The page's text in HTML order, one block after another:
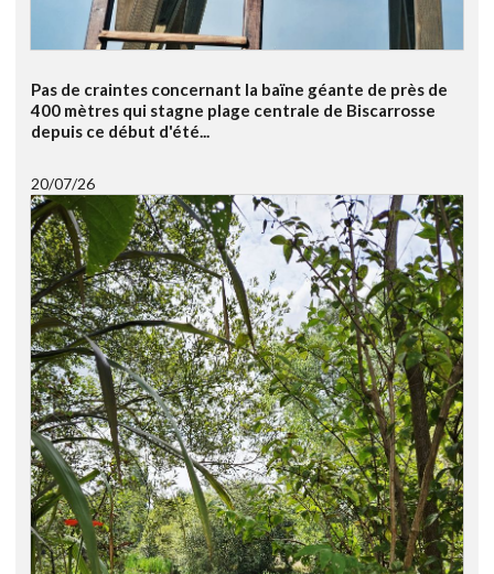
Pas de craintes concernant la baïne géante de près de
400 mètres qui stagne plage centrale de Biscarrosse
depuis ce début d'été...
20/07/26